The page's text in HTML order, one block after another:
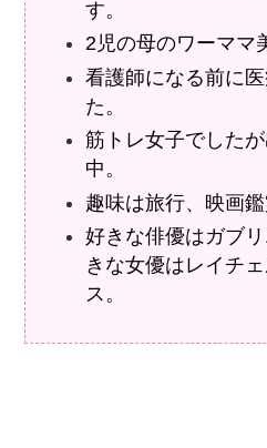
す。
2児の母のワーママ
看護師になる前に
た。
筋トレ女子でした
中。
趣味は旅行、映画鑑
好きな俳優はガブ
きな女優はレイチ
ス。